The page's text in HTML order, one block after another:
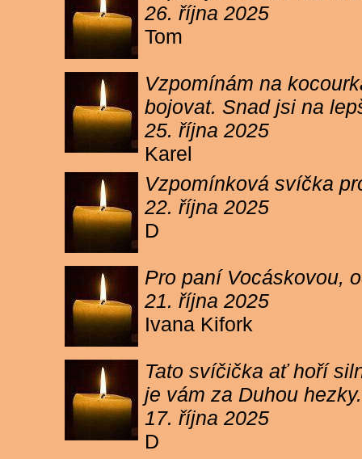
26. října 2025
Tom
Vzpomínám na
bojovat. Snad jsi na
25. října 2025
Karel
Vzpomínková svíčka
22. října 2025
D
Pro paní Vocáskovou,
21. října 2025
Ivana Kifork
Tato svíčička ať hoří
je vám za Duhou
17. října 2025
D